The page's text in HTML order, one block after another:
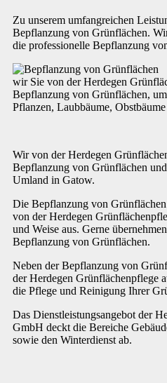
Zu unserem umfangreichen
Bepflanzung von Grünflächen.
die professionelle Bepflanzung
wir Sie von der Herdegen
Bepflanzung von Grünflächen,
Pflanzen, Laubbäume,
Wir von der Herdegen
Bepflanzung von Grünflächen
Umland in Gatow.
Die Bepflanzung von
von der Herdegen
und Weise aus. Gerne
Bepflanzung von Grünflächen.
Neben der Bepflanzung von
der Herdegen Grünflächenpflege
die Pflege und Reinigung Ihrer
Das Dienstleistungsangebot der
GmbH deckt die Bereiche
sowie den Winterdienst ab.